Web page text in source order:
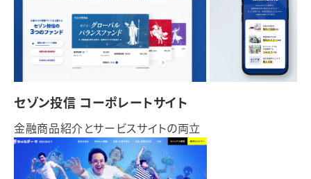
セゾン投信 コーポレートサイト
金融商品紹介とサービスサイトの両立